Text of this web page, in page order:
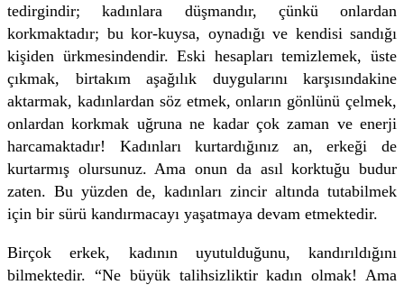
tedirgindir; kadınlara düşmandır, çünkü onlardan
korkmaktadır; bu kor-kuysa, oynadığı ve kendisi sandığı
kişiden ürkmesindendir. Eski hesapları temizlemek, üste
çıkmak, birtakım aşağılık duygularını karşısındakine
aktarmak, kadınlardan söz etmek, onların gönlünü çelmek,
onlardan korkmak uğruna ne kadar çok zaman ve enerji
harcamaktadır! Kadınları kurtardığınız an, erkeği de
kurtarmış olursunuz. Ama onun da asıl korktuğu budur
zaten. Bu yüzden de, kadınları zincir altında tutabilmek
için bir sürü kandırmacayı yaşatmaya devam etmektedir.
Birçok erkek, kadının uyutulduğunu, kandırıldığını
bilmektedir. “Ne büyük talihsizliktir kadın olmak! Ama